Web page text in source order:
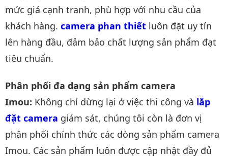
mức giá cạnh tranh, phù hợp với nhu cầu của
khách hàng. camera phan thiết luôn đặt uy tín
lên hàng đầu, đảm bảo chất lượng sản phẩm đạt
tiêu chuẩn.
Phân phối đa dạng sản phẩm camera
Imou: Không chỉ dừng lại ở việc thi công và lắp
đặt camera giám sát, chúng tôi còn là đơn vị
phân phối chính thức các dòng sản phẩm camera
Imou. Các sản phẩm luôn được cập nhật đầy đủ